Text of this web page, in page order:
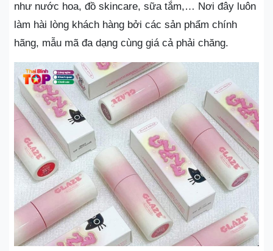
như nước hoa, đồ skincare, sữa tắm,… Nơi đây luôn
làm hài lòng khách hàng bởi các sản phẩm chính
hãng, mẫu mã đa dạng cùng giá cả phải chăng.